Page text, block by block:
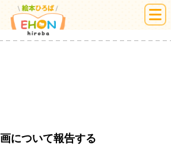
絵本ひろば
について報告する